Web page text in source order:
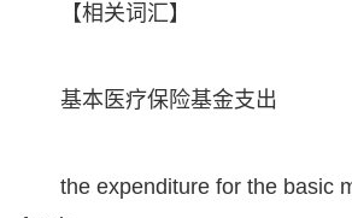
【相关词汇】
基本医疗保险基金支出
the expenditure for the basic